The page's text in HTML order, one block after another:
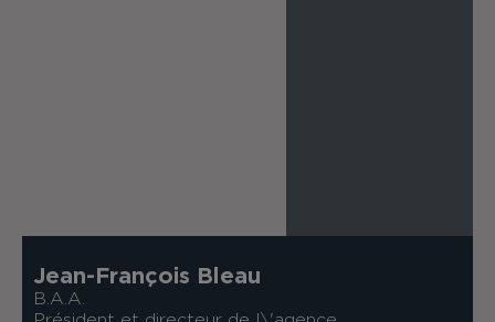
Jean-François Bleau
B.A.A.